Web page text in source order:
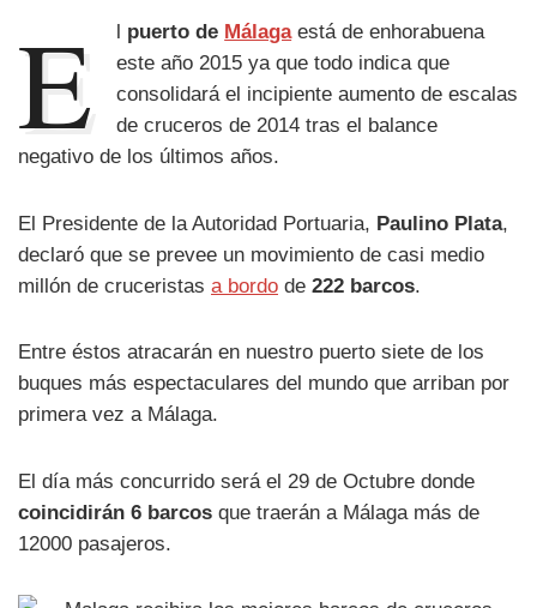
E puerto de Málagaestá de enhorabuena
este año 2015 ya que todo indica que
consolidará el incipiente aumento de escalas
de cruceros de 2014 tras el balance
negativo de los últimos años.
El Presidente de la Autoridad Portuaria, Paulino Plata,
declaró que se prevee un movimiento de casi medio
millón de cruceristas a bordo de 222 barcos.
Entre éstos atracarán en nuestro puerto siete de los
buques más espectaculares del mundo que arriban por
primera vez a Málaga.
El día más concurrido será el 29 de Octubre donde
coincidirán 6 barcos que traerán a Málaga más de
12000 pasajeros.